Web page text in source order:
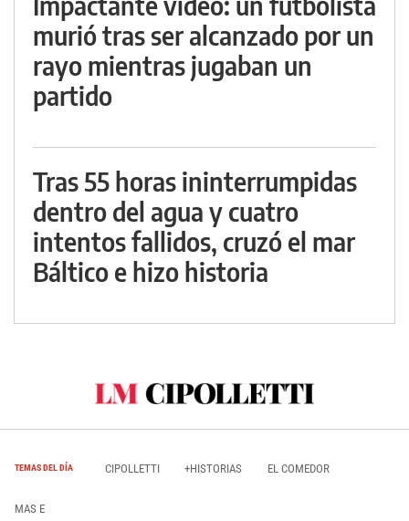
murió tras ser alcanzado por un
rayo mientras jugaban un
partido
Tras 55 horas ininterrumpidas
dentro del agua y cuatro
intentos fallidos, cruzó el mar
Báltico e hizo historia
TEMAS DEL DÍA CIPOLLETTI +HISTORIAS EL COMEDOR
MAS E